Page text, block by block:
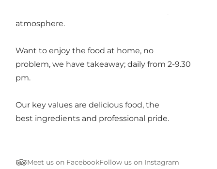
atmosphere.
Want to enjoy the food at home, no
problem, we have takeaway; daily from 2-9.30
pm.
Our key values are delicious food, the
best ingredients and professional pride.
Tripadvisor
Meet us on FacebookFollow us on Instagram